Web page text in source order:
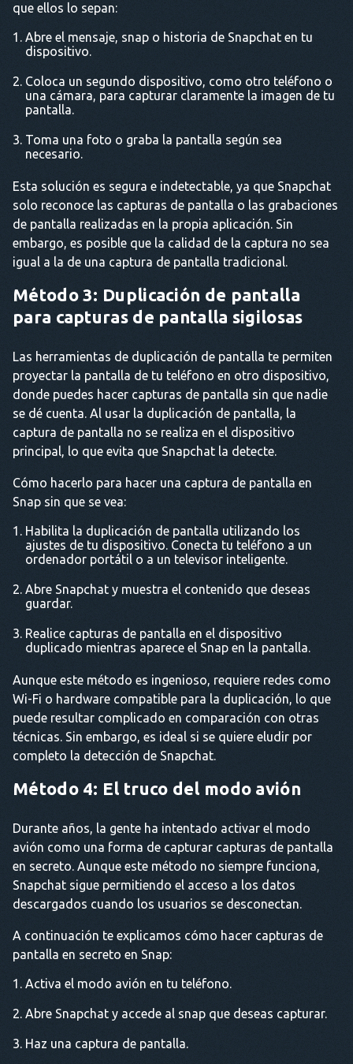
que ellos lo sepan:
Abre el mensaje, snap o historia de Snapchat en tu
dispositivo.
Coloca un segundo dispositivo, como otro teléfono o
una cámara, para capturar claramente la imagen de tu
pantalla.
Toma una foto o graba la pantalla según sea
necesario.
Esta solución es segura e indetectable, ya que Snapchat
solo reconoce las capturas de pantalla o las grabaciones
de pantalla realizadas en la propia aplicación. Sin
embargo, es posible que la calidad de la captura no sea
igual a la de una captura de pantalla tradicional.
Método 3: Duplicación de pantalla
para capturas de pantalla sigilosas
Las herramientas de duplicación de pantalla te permiten
proyectar la pantalla de tu teléfono en otro dispositivo,
donde puedes hacer capturas de pantalla sin que nadie
se dé cuenta. Al usar la duplicación de pantalla, la
captura de pantalla no se realiza en el dispositivo
principal, lo que evita que Snapchat la detecte.
Cómo hacerlo para hacer una captura de pantalla en
Snap sin que se vea:
Habilita la duplicación de pantalla utilizando los
ajustes de tu dispositivo. Conecta tu teléfono a un
ordenador portátil o a un televisor inteligente.
Abre Snapchat y muestra el contenido que deseas
guardar.
Realice capturas de pantalla en el dispositivo
duplicado mientras aparece el Snap en la pantalla.
Aunque este método es ingenioso, requiere redes como
Wi-Fi o hardware compatible para la duplicación, lo que
puede resultar complicado en comparación con otras
técnicas. Sin embargo, es ideal si se quiere eludir por
completo la detección de Snapchat.
Método 4: El truco del modo avión
Durante años, la gente ha intentado activar el modo
avión como una forma de capturar capturas de pantalla
en secreto. Aunque este método no siempre funciona,
Snapchat sigue permitiendo el acceso a los datos
descargados cuando los usuarios se desconectan.
A continuación te explicamos cómo hacer capturas de
pantalla en secreto en Snap:
Activa el modo avión en tu teléfono.
Abre Snapchat y accede al snap que deseas capturar.
Haz una captura de pantalla.